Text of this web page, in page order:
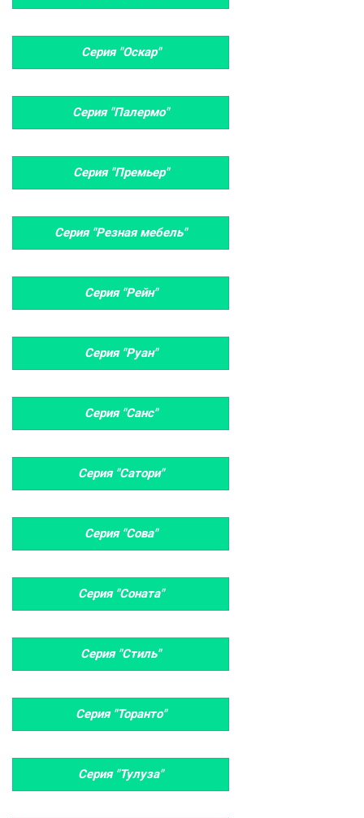
Серия "Оскар"
Серия "Палермо"
Серия "Премьер"
Серия "Резная мебель"
Серия "Рейн"
Серия "Руан"
Серия "Санс"
Серия "Сатори"
Серия "Сова"
Серия "Соната"
Серия "Стиль"
Серия "Торанто"
Серия "Тулуза"